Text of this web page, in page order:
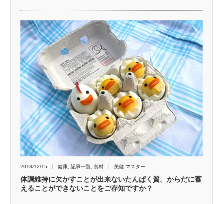
2013/12/15 健康 記事一覧 食材 美健 マスター
体調維持に欠かすことが出来ないたんぱく質。からだに蓄
えることができないことをご存知ですか？
…